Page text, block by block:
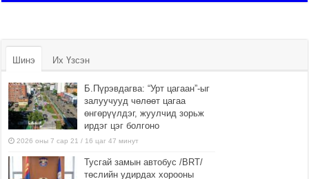
Шинэ Их Үзсэн
Б.Пүрэвдагва: “Урт цагаан”-ыг
залуучууд чөлөөт цагаа
өнгөрүүлдэг, жуулчид зорьж
ирдэг цэг болгоно
2026 оны 7 сар 21 / 16 цаг 47 минут
Тусгай замын автобус /BRT/
төслийн удирдах хорооны